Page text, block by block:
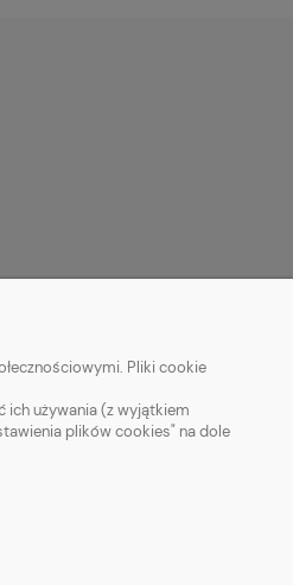
Pliki cookie
ich używania (z wyjątkiem
plików cookies" na dole